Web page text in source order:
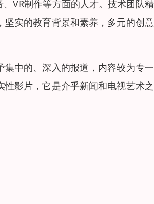
VR制作等方面的人才。技术团队
实的教育背景和素养，多元的创
中的、深入的报道，内容较为专
影片，它是介乎新闻和电视艺术